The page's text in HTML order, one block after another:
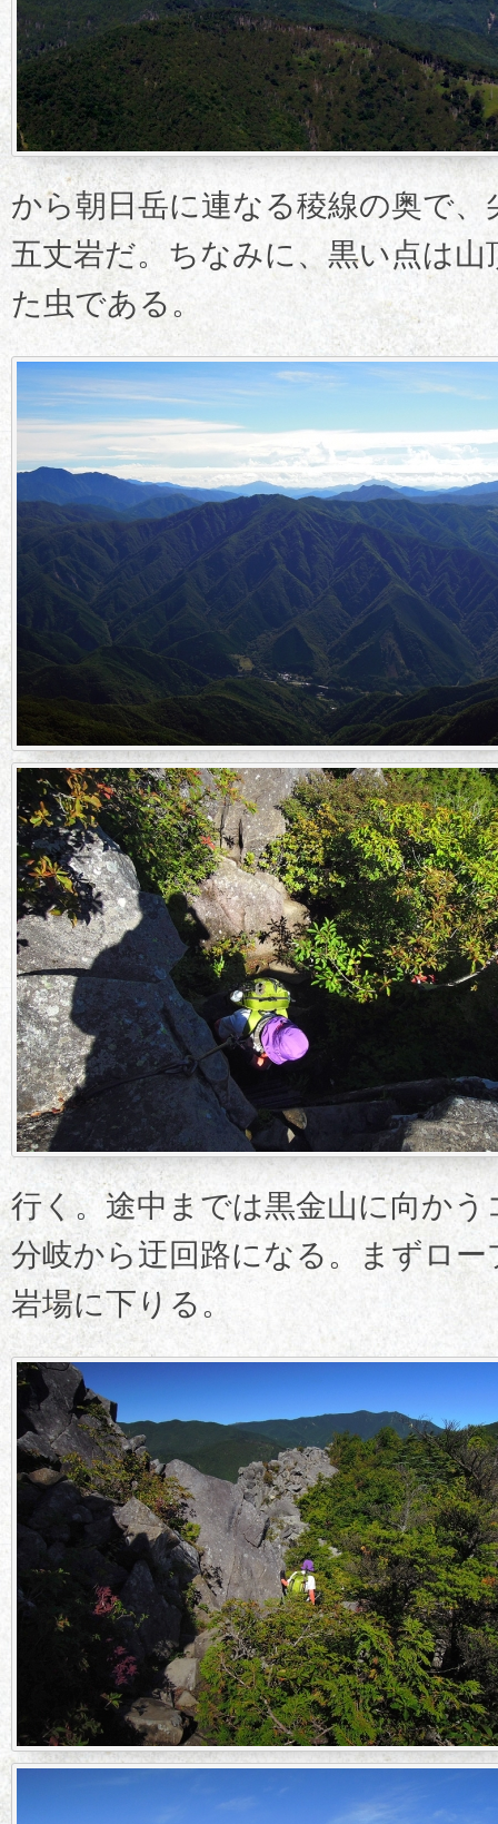
から朝日岳に連なる稜線の奥で
五丈岩だ。ちなみに、黒い点は
た虫である。
行く。途中までは黒金山に向か
分岐から迂回路になる。まずロ
岩場に下りる。